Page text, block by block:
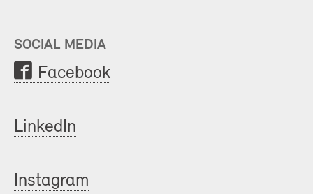
SOCIAL MEDIA
Facebook
LinkedIn
Instagram